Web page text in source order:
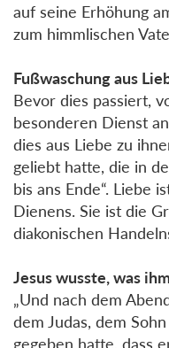
auf seine Erhöhung
zum himmlischen
Fußwaschung aus
Bevor dies passiert,
besonderen Dienst
dies aus Liebe zu
geliebt hatte, die in
bis ans Ende“. Liebe
Dienens. Sie ist die
diakonischen
Jesus wusste, was
„Und nach dem
dem Judas, dem
gegeben hatte, dass